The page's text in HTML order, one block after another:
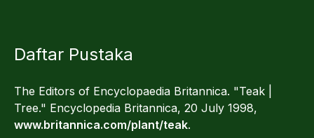
Daftar Pustaka
The Editors of Encyclopaedia Britannica. "Teak |
Tree." Encyclopedia Britannica, 20 July 1998,
www.britannica.com/plant/teak.